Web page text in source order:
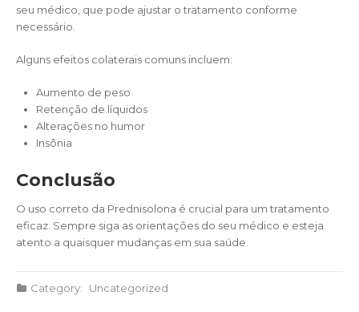
seu médico, que pode ajustar o tratamento conforme
necessário.
Alguns efeitos colaterais comuns incluem:
Aumento de peso
Retenção de líquidos
Alterações no humor
Insônia
Conclusão
O uso correto da Prednisolona é crucial para um tratamento
eficaz. Sempre siga as orientações do seu médico e esteja
atento a quaisquer mudanças em sua saúde.
Category: Uncategorized